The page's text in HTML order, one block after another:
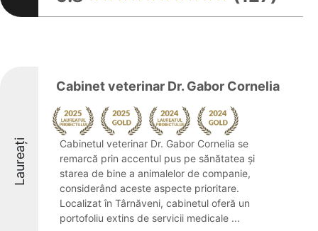
Laureați
Cabinet veterinar Dr. Gabor Cornelia
Cabinetul veterinar Dr. Gabor Cornelia se
remarcă prin accentul pus pe sănătatea și
starea de bine a animalelor de companie,
considerând aceste aspecte prioritare.
Localizat în Târnăveni, cabinetul oferă un
portofoliu extins de servicii medicale ...